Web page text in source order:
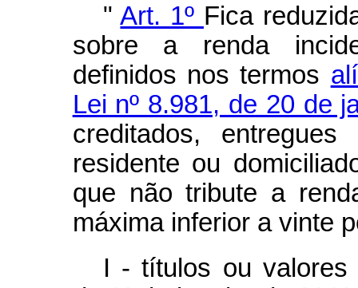
"Art. 1º Fica
sobre a renda
definidos nos termos
Lei nº 8.981, de 20 de
creditados,
residente ou
que não tribute a
máxima inferior a vinte
I - títulos ou valores